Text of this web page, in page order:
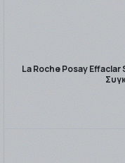
La Roche Posay